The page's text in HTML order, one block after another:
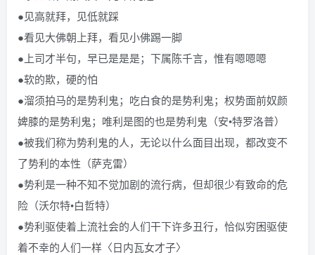
●见高就拜，见低就踩
●看见大佛朝上拜，看见小佛踢一脚
●上司才半句，早已是是是；下属陈千言，惟有嗯嗯嗯
●软的欺，硬的怕
●溜须拍马的是势利鬼；吃白食的是势利鬼；权势面前奴颜
婢膝的是势利鬼；唯利是图的也是势利鬼（安•特罗洛普）
●被我们称为势利鬼的人，无论以什么面目出现，都改变不
了势利的本性（萨克雷）
●势利是一种不知不觉加剧的流行病，但却很少有致命的危
险（沃尔特•白哲特）
●势利驱使着上流社会的人们干下许多丑行，恰似穷困驱使
着不幸的人们一样〈日内瓦女才子〉